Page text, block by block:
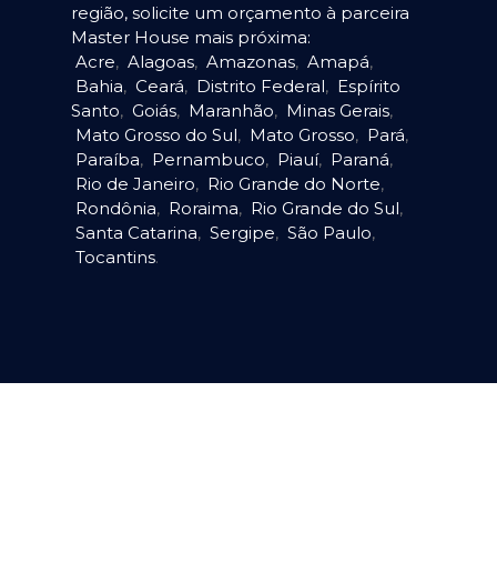
região, solicite um orçamento à parceira
Master House mais próxima:
Acre, Alagoas, Amazonas, Amapá,
Bahia, Ceará, Distrito Federal, Espírito
Santo, Goiás, Maranhão, Minas Gerais,
Mato Grosso do Sul, Mato Grosso, Pará,
Paraíba, Pernambuco, Piauí, Paraná,
Rio de Janeiro, Rio Grande do Norte,
Rondônia, Roraima, Rio Grande do Sul,
Santa Catarina, Sergipe, São Paulo,
Tocantins.